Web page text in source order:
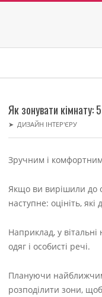
Як зонувати
➤ ДИЗАЙН ІНТЕР'ЄРУ
Зручним і
Якщо ви вирішили до
наступне: оцініть,
Наприклад, у
одяг і особисті речі.
Плануючи
розподілити зони,